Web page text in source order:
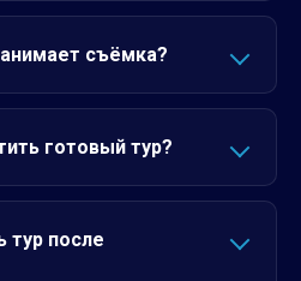
съёмка?
готовый тур?
тур после